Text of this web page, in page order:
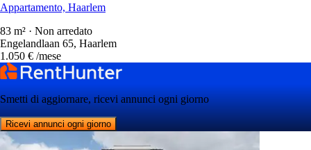
Appartamento, Haarlem
83 m² · Non arredato
Engelandlaan 65, Haarlem
1.050 € /mese
Smetti di aggiornare, ricevi annunci ogni giorno
Ricevi annunci ogni giorno